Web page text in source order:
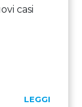
casi
LEGGI